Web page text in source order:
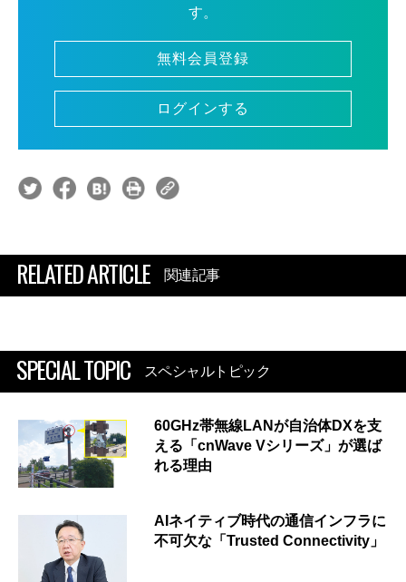
す。
無料会員登録
ログインする
RELATED ARTICLE 関連記事
SPECIAL TOPIC スペシャルトピック
60GHz帯無線LANが自治体DXを支
える「cnWave Vシリーズ」が選ば
れる理由
AIネイティブ時代の通信インフラに
不可欠な「Trusted Connectivity」